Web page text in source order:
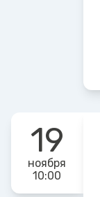
19
ноября
10:00